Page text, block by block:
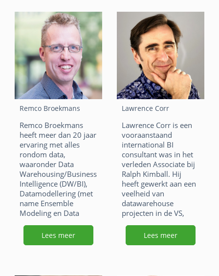
k
p
uitwisselen van
informatie tussen
organisaties, in het
bijzonder de
semantische
beschrijving van
datasets en het
doorgronden van
juridische teksten.
F
a
c
e
b
o
o
k
Li
n
k
e
dI
n
X
W
h
at
s
A
p
p
E
m
ai
l
e
b
o
o
k
e
dI
n
at
s
A
p
p
ai
l
Remco Broekmans
Remco Broekmans
heeft meer dan 20 jaar
ervaring met alles
rondom data,
waaronder Data
Warehousing/Business
Intelligence (DW/BI),
Datamodellering (met
name Ensemble
Modeling en Data
Vault) en Enterprise
Integratie. Zijn huidige
focus ligt op het
Lees meer
Lawrence Corr
Lawrence Corr is een
vooraanstaand
international BI
consultant was in het
verleden Associate bij
Ralph Kimball. Hij
heeft gewerkt aan een
veelheid van
datawarehouse
projecten in de VS,
Europa, het Midden-
Oosten en Afrika
binnen sectoren als
Lees meer